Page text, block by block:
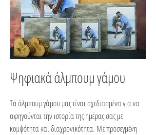
Ψηφιακά άλμπουμ γάμου
Τα άλμπουμ γάμου μας είναι σχεδιασμένα για να
αφηγούνται την ιστορία της ημέρας σας με
κομψότητα και διαχρονικότητα. Με προσεγμένη